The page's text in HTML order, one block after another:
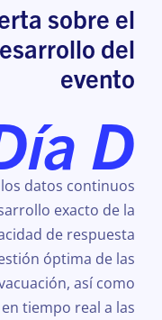
sobre el
del
evento
D
datos continuos
exacto de la
de respuesta
óptima de las
así como
tiempo real a las